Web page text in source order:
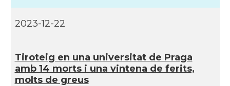
2023-12-22
Tiroteig en una universitat de Praga
amb 14 morts i una vintena de ferits,
molts de greus